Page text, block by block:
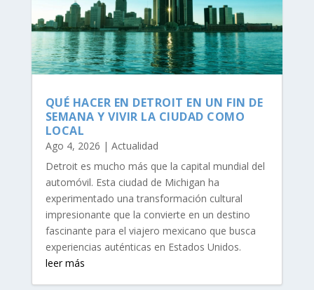
QUÉ HACER EN DETROIT EN UN FIN DE
SEMANA Y VIVIR LA CIUDAD COMO
LOCAL
Ago 4, 2026 | Actualidad
Detroit es mucho más que la capital mundial del
automóvil. Esta ciudad de Michigan ha
experimentado una transformación cultural
impresionante que la convierte en un destino
fascinante para el viajero mexicano que busca
experiencias auténticas en Estados Unidos.
leer más